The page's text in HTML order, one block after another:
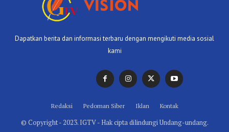
Dapatkan berita dan informasi terbaru dengan mengikuti media sosial
kami
Redaksi Pedoman Siber Iklan Kontak
© Copyright - 2023. IGTV - Hak cipta dilindungi Undang-undang.